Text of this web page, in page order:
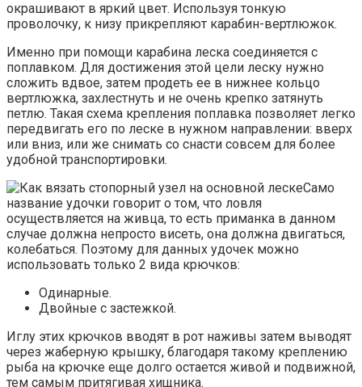
окрашивают в яркий цвет. Используя тонкую
проволочку, к низу прикрепляют карабин-вертлюжок.
Именно при помощи карабина леска соединяется с
поплавком. Для достижения этой цели леску нужно
сложить вдвое, затем продеть ее в нижнее кольцо
вертлюжка, захлестнуть и не очень крепко затянуть
петлю. Такая схема крепления поплавка позволяет легко
передвигать его по леске в нужном направлении: вверх
или вниз, или же снимать со снасти совсем для более
удобной транспортировки.
Само
название удочки говорит о том, что ловля
осуществляется на живца, то есть приманка в данном
случае должна непросто висеть, она должна двигаться,
колебаться. Поэтому для данных удочек можно
использовать только 2 вида крючков:
Одинарные.
Двойные с застежкой.
Иглу этих крючков вводят в рот наживы затем выводят
через жаберную крышку, благодаря такому креплению
рыба на крючке еще долго остается живой и подвижной,
тем самым притягивая хищника.